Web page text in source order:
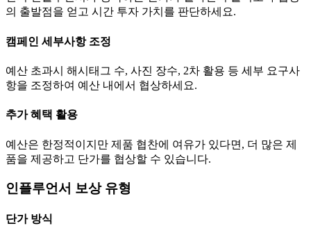
의 출발점을 얻고 시간 투자 가치를 판단하세요.
캠페인 세부사항 조정
예산 초과시 해시태그 수, 사진 장수, 2차 활용 등 세부 요구사
항을 조정하여 예산 내에서 협상하세요.
추가 혜택 활용
예산은 한정적이지만 제품 협찬에 여유가 있다면, 더 많은 제
품을 제공하고 단가를 협상할 수 있습니다.
인플루언서 보상 유형
단가방식